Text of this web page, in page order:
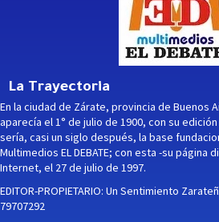
La Trayectoria
En la ciudad de Zárate, provincia de Buenos
aparecía el 1° de julio de 1900, con su
sería, casi un siglo después, la base
Multimedios EL DEBATE; con esta -su página
Internet, el 27 de julio de 1997.
EDITOR-PROPIETARIO: Un Sentimiento
79707292